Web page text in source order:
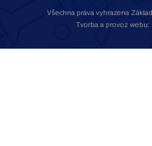
Všechna práva vyhrazena
Tvorba a provoz webu: